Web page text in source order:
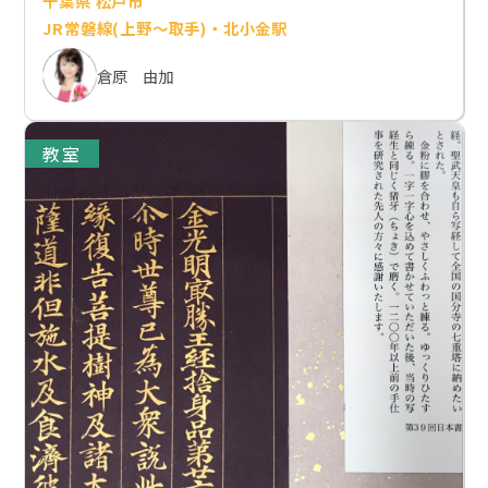
JR常磐線(上野～取手)・北小金駅
倉原 由加
教室